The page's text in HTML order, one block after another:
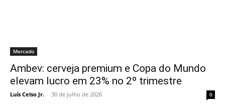
Mercado
Ambev: cerveja premium e Copa do Mundo
elevam lucro em 23% no 2º trimestre
Luís Celso Jr. - 30 de julho de 2026 0